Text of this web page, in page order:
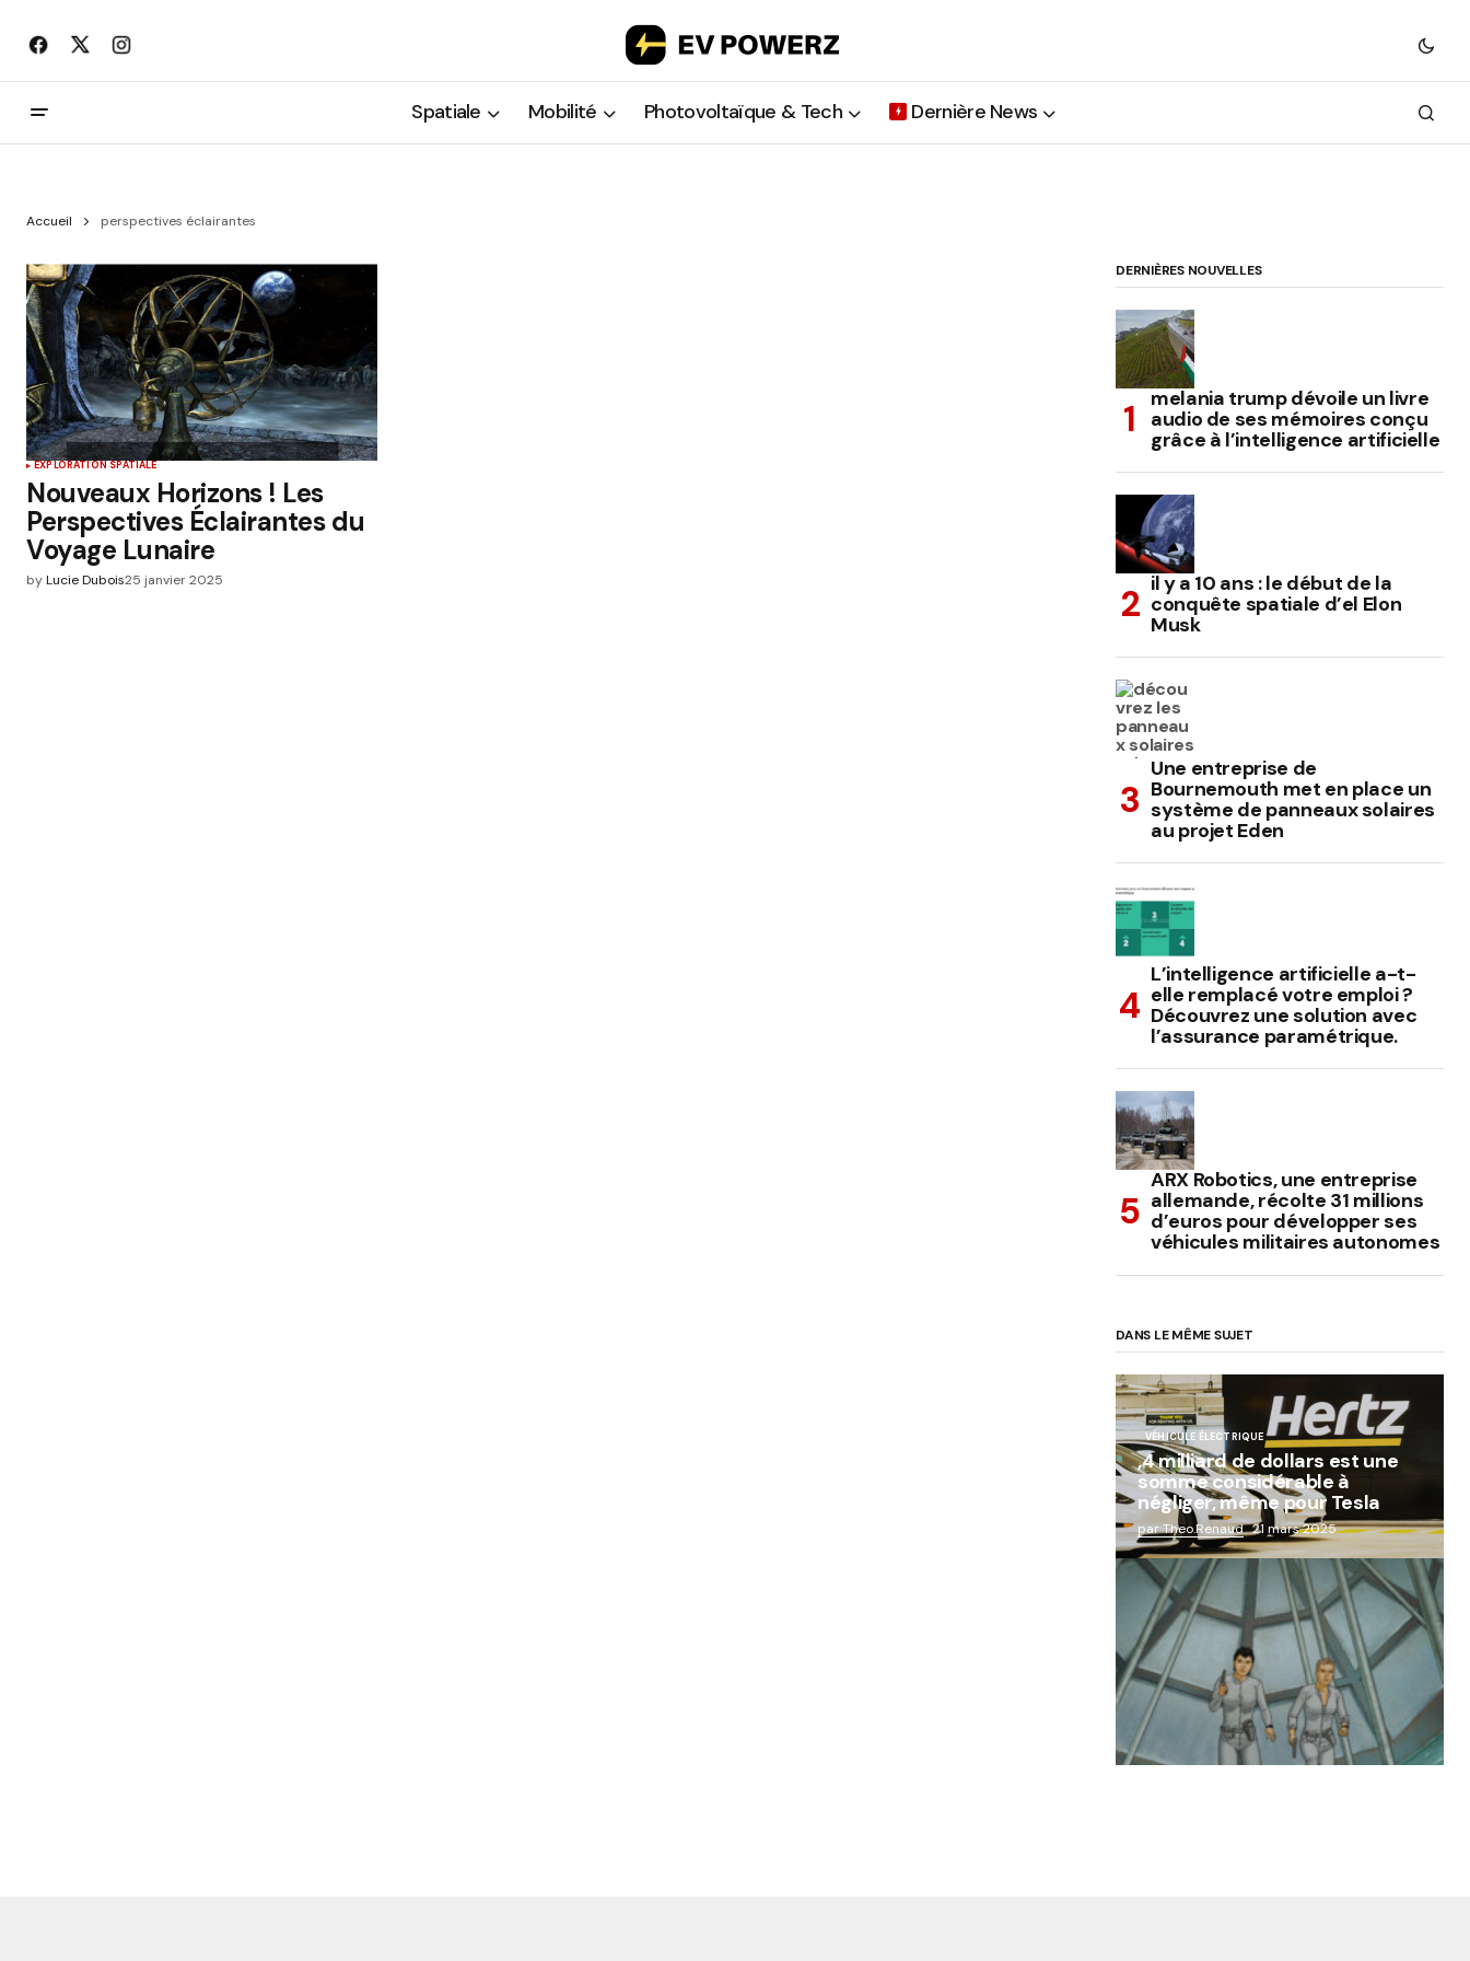
Spatiale Mobilité Photovoltaïque & Tech Dernière News
Accueil perspectives éclairantes
EXPLORATION SPATIALE
Nouveaux Horizons ! Les
Perspectives Éclairantes du
Voyage Lunaire
byLucie Dubois25 janvier 2025
DERNIÈRES NOUVELLES
melania trump dévoile un livre
audio de ses mémoires conçu
grâce à l’intelligence artificielle
il y a 10 ans : le début de la
conquête spatiale d’el Elon
Musk
Une entreprise de
Bournemouth met en place un
système de panneaux solaires
au projet Eden
L’intelligence artificielle a-t-
elle remplacé votre emploi ?
Découvrez une solution avec
l’assurance paramétrique.
ARX Robotics, une entreprise
allemande, récolte 31 millions
d’euros pour développer ses
véhicules militaires autonomes
DANS LE MÊME SUJET
VÉHICULE ÉLECTRIQUE
,4 milliard de dollars est une
somme considérable à
négliger, même pour Tesla
par Theo.Renaud 21 mars 2025
« Abandon des géants de la
robotique : Aldebaran, l’icône
française laissée à l’oubli »
par Lucie Dubois 18 mars 2025